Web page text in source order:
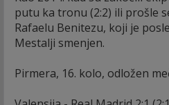
putu ka tronu (2:2) ili prošle
Rafaelu Benitezu, koji je
Mestalji smenjen.
Pirmera, 16. kolo, odložen